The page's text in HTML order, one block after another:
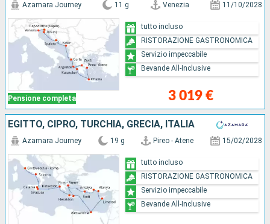
Pensione completa
Azamara Journey 11 g Venezia 11/10/2028
3 019 €
tutto incluso
RISTORAZIONE GASTRONOMICA
Servizio impeccabile
Bevande All-Inclusive
EGITTO, CIPRO, TURCHIA, GRECIA, ITALIA
Azamara Journey 19 g Pireo - Atene 15/02/2028
tutto incluso
RISTORAZIONE GASTRONOMICA
Servizio impeccabile
Bevande All-Inclusive